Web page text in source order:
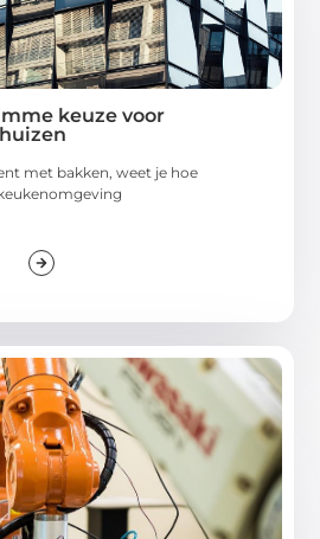
keuze voor
met bakken, weet je hoe